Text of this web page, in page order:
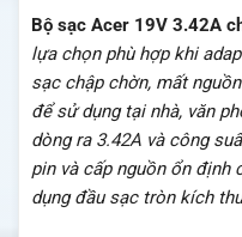
Bộ sạc Acer 19V 3.42A
lựa chọn phù hợp khi
sạc chập chờn, mất
để sử dụng tại nhà, văn
dòng ra 3.42A và công
pin và cấp nguồn ổn định
dụng đầu sạc tròn kích